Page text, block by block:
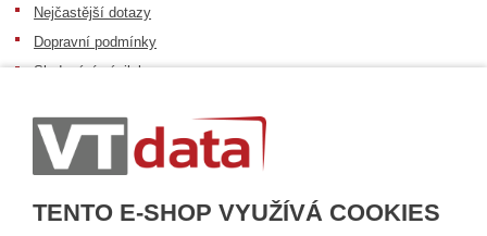
TENTO E-SHOP VYUŽÍVÁ COOKIES
Nejčastější dotazy
Dopravní podmínky
Sledování zásilek
Informace k dostupnosti zboží
Obecné informace